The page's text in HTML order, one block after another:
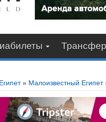
» Малоизвестный Египет